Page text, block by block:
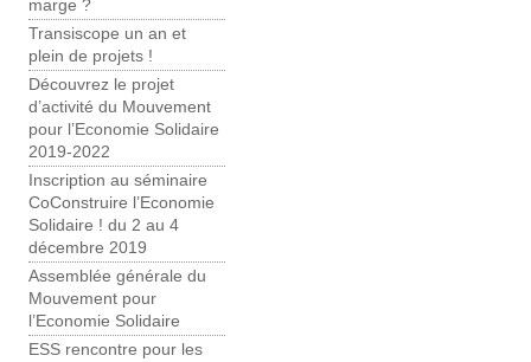
marge ?
Transiscope un an et
plein de projets !
Découvrez le projet
d’activité du Mouvement
pour l’Economie Solidaire
2019-2022
Inscription au séminaire
CoConstruire l’Economie
Solidaire ! du 2 au 4
décembre 2019
Assemblée générale du
Mouvement pour
l’Economie Solidaire
ESS rencontre pour les